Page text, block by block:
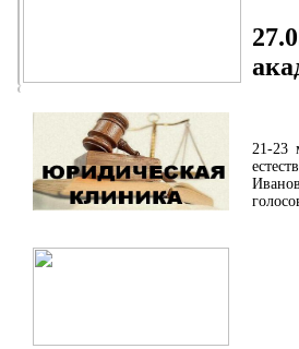
21-23